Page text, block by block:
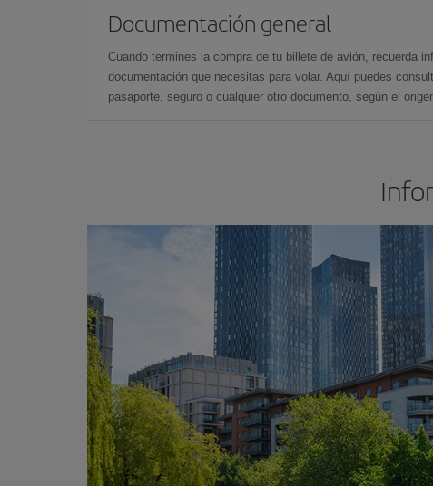
Documentación general
Cuando termines la compra de tu billete de avión, recuerda
documentación que necesitas para volar. Aquí puedes
pasaporte, seguro o cualquier otro documento, según el